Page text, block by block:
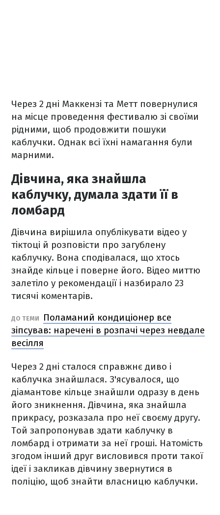
Через 2 дні Маккензі та Метт повернулися
на місце проведення фестивалю зі своїми
рідними, щоб продовжити пошуки
каблучки. Однак всі їхні намагання були
марними.
Дівчина, яка знайшла
каблучку, думала здати її в
ломбард
Дівчина вирішила опублікувати відео у
тіктоці й розповісти про загублену
каблучку. Вона сподівалася, що хтось
знайде кільце і поверне його. Відео миттю
залетіло у рекомендації і назбирало 23
тисячі коментарів.
ДО ТЕМИ
Поламаний кондиціонер все
зіпсував: наречені в розпачі через невдале
весілля
Через 2 дні сталося справжнє диво і
каблучка знайшлася. З'ясувалося, що
діамантове кільце знайшли одразу в день
його зникнення. Дівчина, яка знайшла
прикрасу, розказала про неї своєму другу.
Той запропонував здати каблучку в
ломбард і отримати за неї гроші. Натомість
згодом інший друг висловився проти такої
ідеї і закликав дівчину звернутися в
поліцію, щоб знайти власницю каблучки.